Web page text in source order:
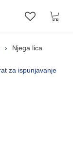
Lista
Njega lica
za ispunjavanje